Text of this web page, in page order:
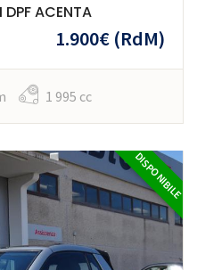
ACENTA
1.900€ (RdM)
1 995 cc
DISPONIBILE